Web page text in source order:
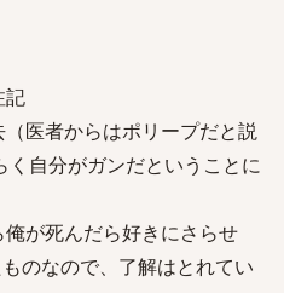
記
医者からはポリープだと説
自分がガンだということに
が死んだら好きにさらせ
のなので、了解はとれてい